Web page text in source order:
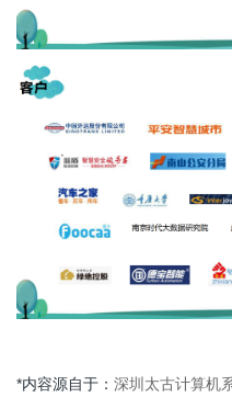
*内容源自于： 深圳太古计算机